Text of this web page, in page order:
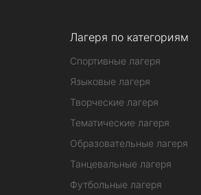
Лагеря по категориям
Спортивные лагеря
Языковые лагеря
Творческие лагеря
Тематические лагеря
Образовательные лагеря
Танцевальные лагеря
Футбольные лагеря